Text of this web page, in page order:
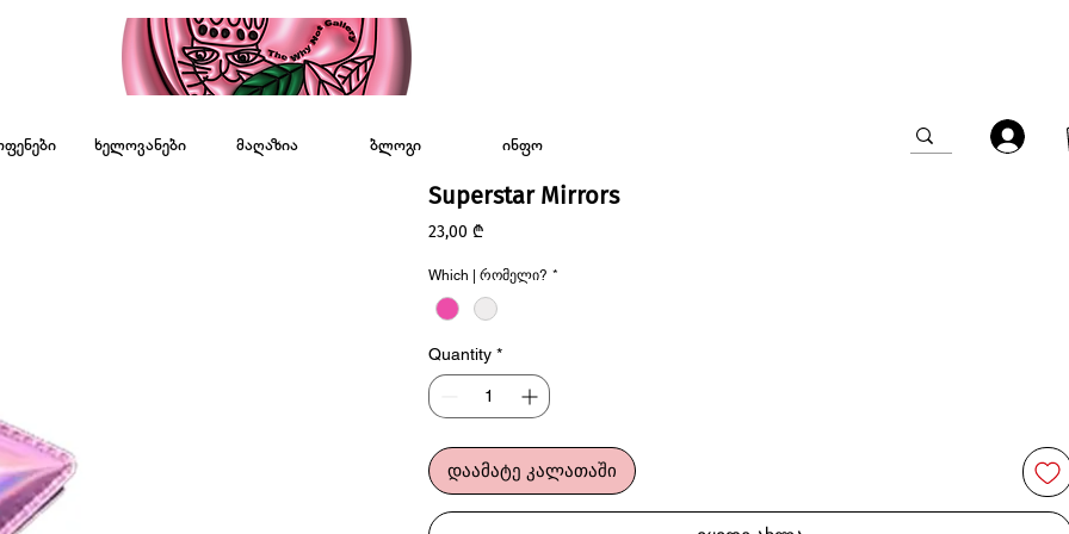
ხელოვანები მაღაზია ბლოგი ინფო
Superstar Mirrors
23,00 ₾
Which | რომელი? *
Quantity *
დაამატე კალათაში